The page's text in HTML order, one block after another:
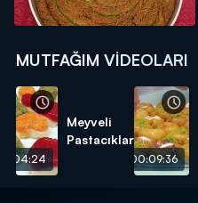
MUTFAĞIM VIDEOLARI
Meyveli
Pastacıklar
00:09:36